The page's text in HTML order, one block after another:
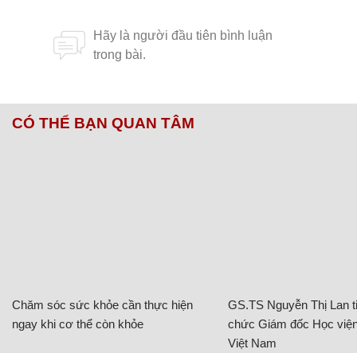
CÓ THỂ BẠN QUAN TÂM
Chăm sóc sức khỏe cần thực hiện
ngay khi cơ thể còn khỏe
GS.TS Nguyễn Thị Lan
chức Giám đốc Học
Việt Nam